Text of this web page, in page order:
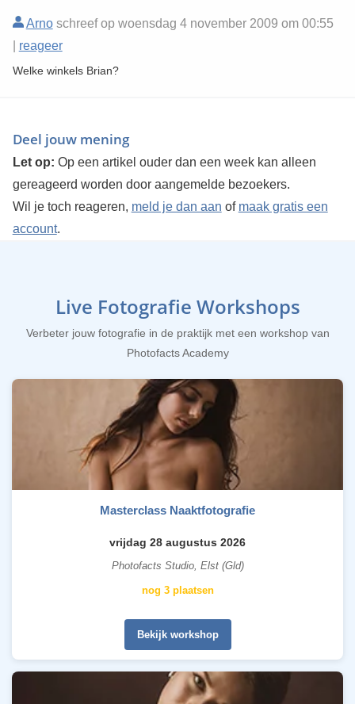
Arnoschreef op woensdag 4 november 2009 om 00:55
reageer
Welke winkels Brian?
Deel jouw mening
Let op: Op een artikel ouder dan een week kan alleen
gereageerd worden door aangemelde bezoekers.
Wil je toch reageren, meld je dan aan of maak gratis een
account.
Live Fotografie Workshops
Verbeter jouw fotografie in de praktijk met een workshop van
Photofacts Academy
Masterclass Naaktfotografie
vrijdag 28 augustus 2026
Photofacts Studio, Elst (Gld)
nog 3 plaatsen
Bekijk workshop